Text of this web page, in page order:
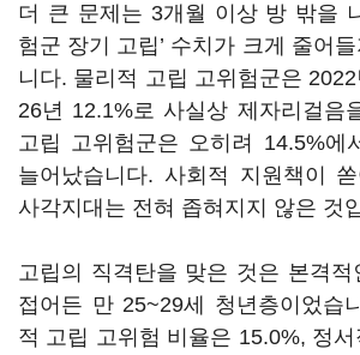
더 큰 문제는 3개월 이상 방 밖을
험군 장기 고립’ 수치가 크게 줄어
니다. 물리적 고립 고위험군은
26년 12.1%로 사실상 제자리걸음
고립 고위험군은 오히려 14.5%에
늘어났습니다. 사회적 지원책이
사각지대는 전혀 좁혀지지 않은 것
고립의 직격탄을 맞은 것은 본격적
접어든 만 25~29세 청년층이었습
적 고립 고위험 비율은 15.0%, 정